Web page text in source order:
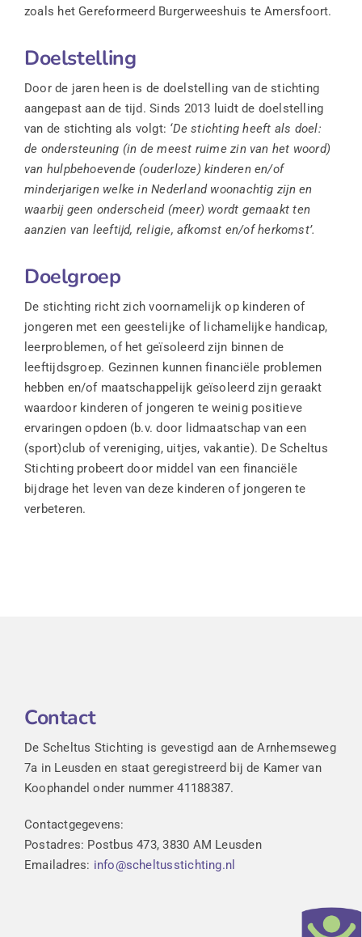
zoals het Gereformeerd Burgerweeshuis te Amersfoort.
Doelstelling
Door de jaren heen is de doelstelling van de stichting
aangepast aan de tijd. Sinds 2013 luidt de doelstelling
van de stichting als volgt: ‘De stichting heeft als doel:
de ondersteuning (in de meest ruime zin van het woord)
van hulpbehoevende (ouderloze) kinderen en/of
minderjarigen welke in Nederland woonachtig zijn en
waarbij geen onderscheid (meer) wordt gemaakt ten
aanzien van leeftijd, religie, afkomst en/of herkomst’.
Doelgroep
De stichting richt zich voornamelijk op kinderen of
jongeren met een geestelijke of lichamelijke handicap,
leerproblemen, of het geïsoleerd zijn binnen de
leeftijdsgroep. Gezinnen kunnen financiële problemen
hebben en/of maatschappelijk geïsoleerd zijn geraakt
waardoor kinderen of jongeren te weinig positieve
ervaringen opdoen (b.v. door lidmaatschap van een
(sport)club of vereniging, uitjes, vakantie). De Scheltus
Stichting probeert door middel van een financiële
bijdrage het leven van deze kinderen of jongeren te
verbeteren.
Contact
De Scheltus Stichting is gevestigd aan de Arnhemseweg
7a in Leusden en staat geregistreerd bij de Kamer van
Koophandel onder nummer 41188387.
Contactgegevens:
Postadres: Postbus 473, 3830 AM Leusden
Emailadres: info@scheltusstichting.nl